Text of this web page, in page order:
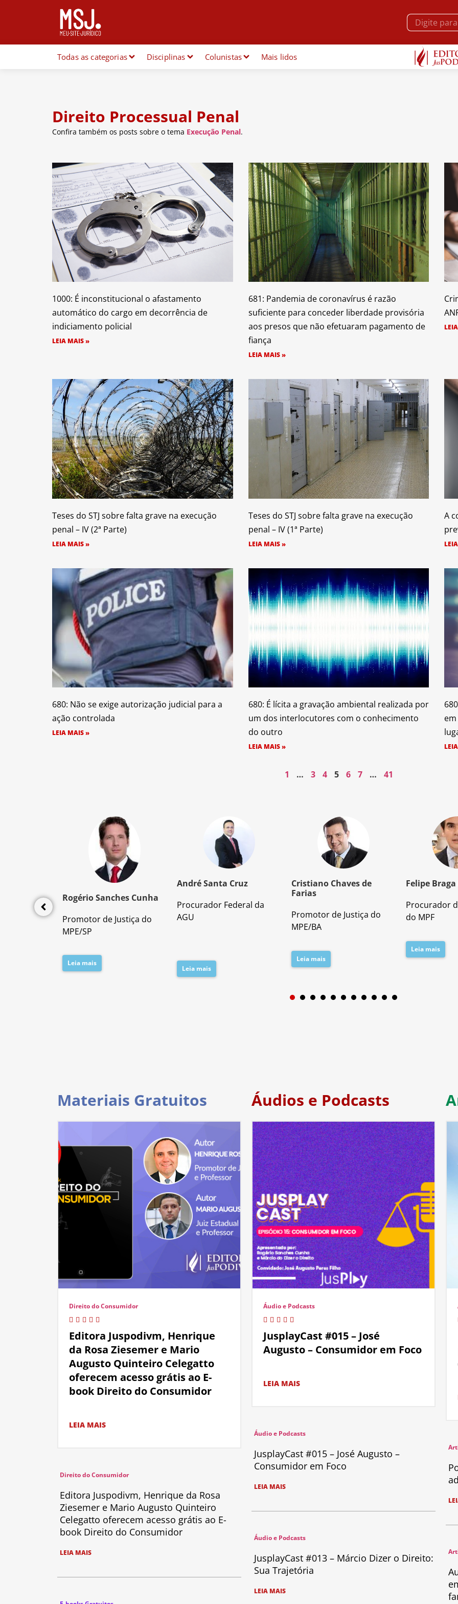
Todas as categorias Disciplinas Colunistas Mais lidos
Direito Processual Penal
Confira também os posts sobre o tema Execução Penal.
1000: É inconstitucional o afastamento
automático do cargo em decorrência de
indiciamento policial
LEIA MAIS »
681: Pandemia de coronavírus é razão
suficiente para conceder liberdade provisória
aos presos que não efetuaram pagamento de
fiança
LEIA MAIS »
Teses do STJ sobre falta grave na execução
penal – IV (2ª Parte)
LEIA MAIS »
Teses do STJ sobre falta grave na execução
penal – IV (1ª Parte)
LEIA MAIS »
A
680: Não se exige autorização judicial para a
ação controlada
LEIA MAIS »
680: É lícita a gravação ambiental realizada por
um dos interlocutores com o conhecimento
do outro
LEIA MAIS »
1 … 3 4 5 6 7 … 41
Civil
Rogério Sanches Cunha
Promotor de Justiça do
MPE/SP
Leia mais
André Santa Cruz
Procurador Federal da
AGU
Leia mais
Cristiano Chaves de
Farias
Promotor de Justiça do
MPE/BA
Leia mais
Felipe
Procurador
do MPF
Leia mais
1 2
Materiais Gratuitos
Direito do Consumidor
Editora Juspodivm, Henrique
da Rosa Ziesemer e Mario
Augusto Quinteiro Celegatto
oferecem acesso grátis ao E-
book Direito do Consumidor
LEIA MAIS
Direito do Consumidor
Editora Juspodivm, Henrique da Rosa
Ziesemer e Mario Augusto Quinteiro
Celegatto oferecem acesso grátis ao E-
book Direito do Consumidor
LEIA MAIS
Áudios e Podcasts
Áudio e Podcasts
JusplayCast #015 – José
Augusto – Consumidor em Foco
LEIA MAIS
Áudio e Podcasts
JusplayCast #015 – José Augusto –
Consumidor em Foco
LEIA MAIS
Áudio e Podcasts
JusplayCast #013 – Márcio Dizer o Direito:
Sua Trajetória
LEIA MAIS